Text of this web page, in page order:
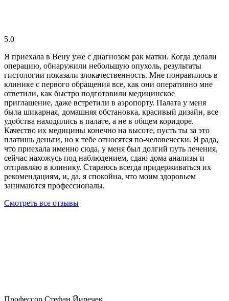
5.0
Я приехала в Вену уже с диагнозом рак матки. Когда делали
операцию, обнаружили небольшую опухоль, результаты
гистологии показали злокачественность. Мне понравилось в
клинике с первого обращения все, как они оперативно мне
ответили, как быстро подготовили медицинское
приглашение, даже встретили в аэропорту. Палата у меня
была шикарная, домашняя обстановка, красивый дизайн, все
удобства находились в палате, а не в общем коридоре.
Качество их медицины конечно на высоте, пусть ты за это
платишь деньги, но к тебе относятся по-человечески. Я рада,
что приехала именно сюда, у меня был долгий путь лечения,
сейчас нахожусь под наблюдением, сдаю дома анализы и
отправляю в клинику. Стараюсь всегда придерживаться их
рекомендациям, и, да, я спокойна, что моим здоровьем
занимаются профессионалы.
Смотреть все отзывы